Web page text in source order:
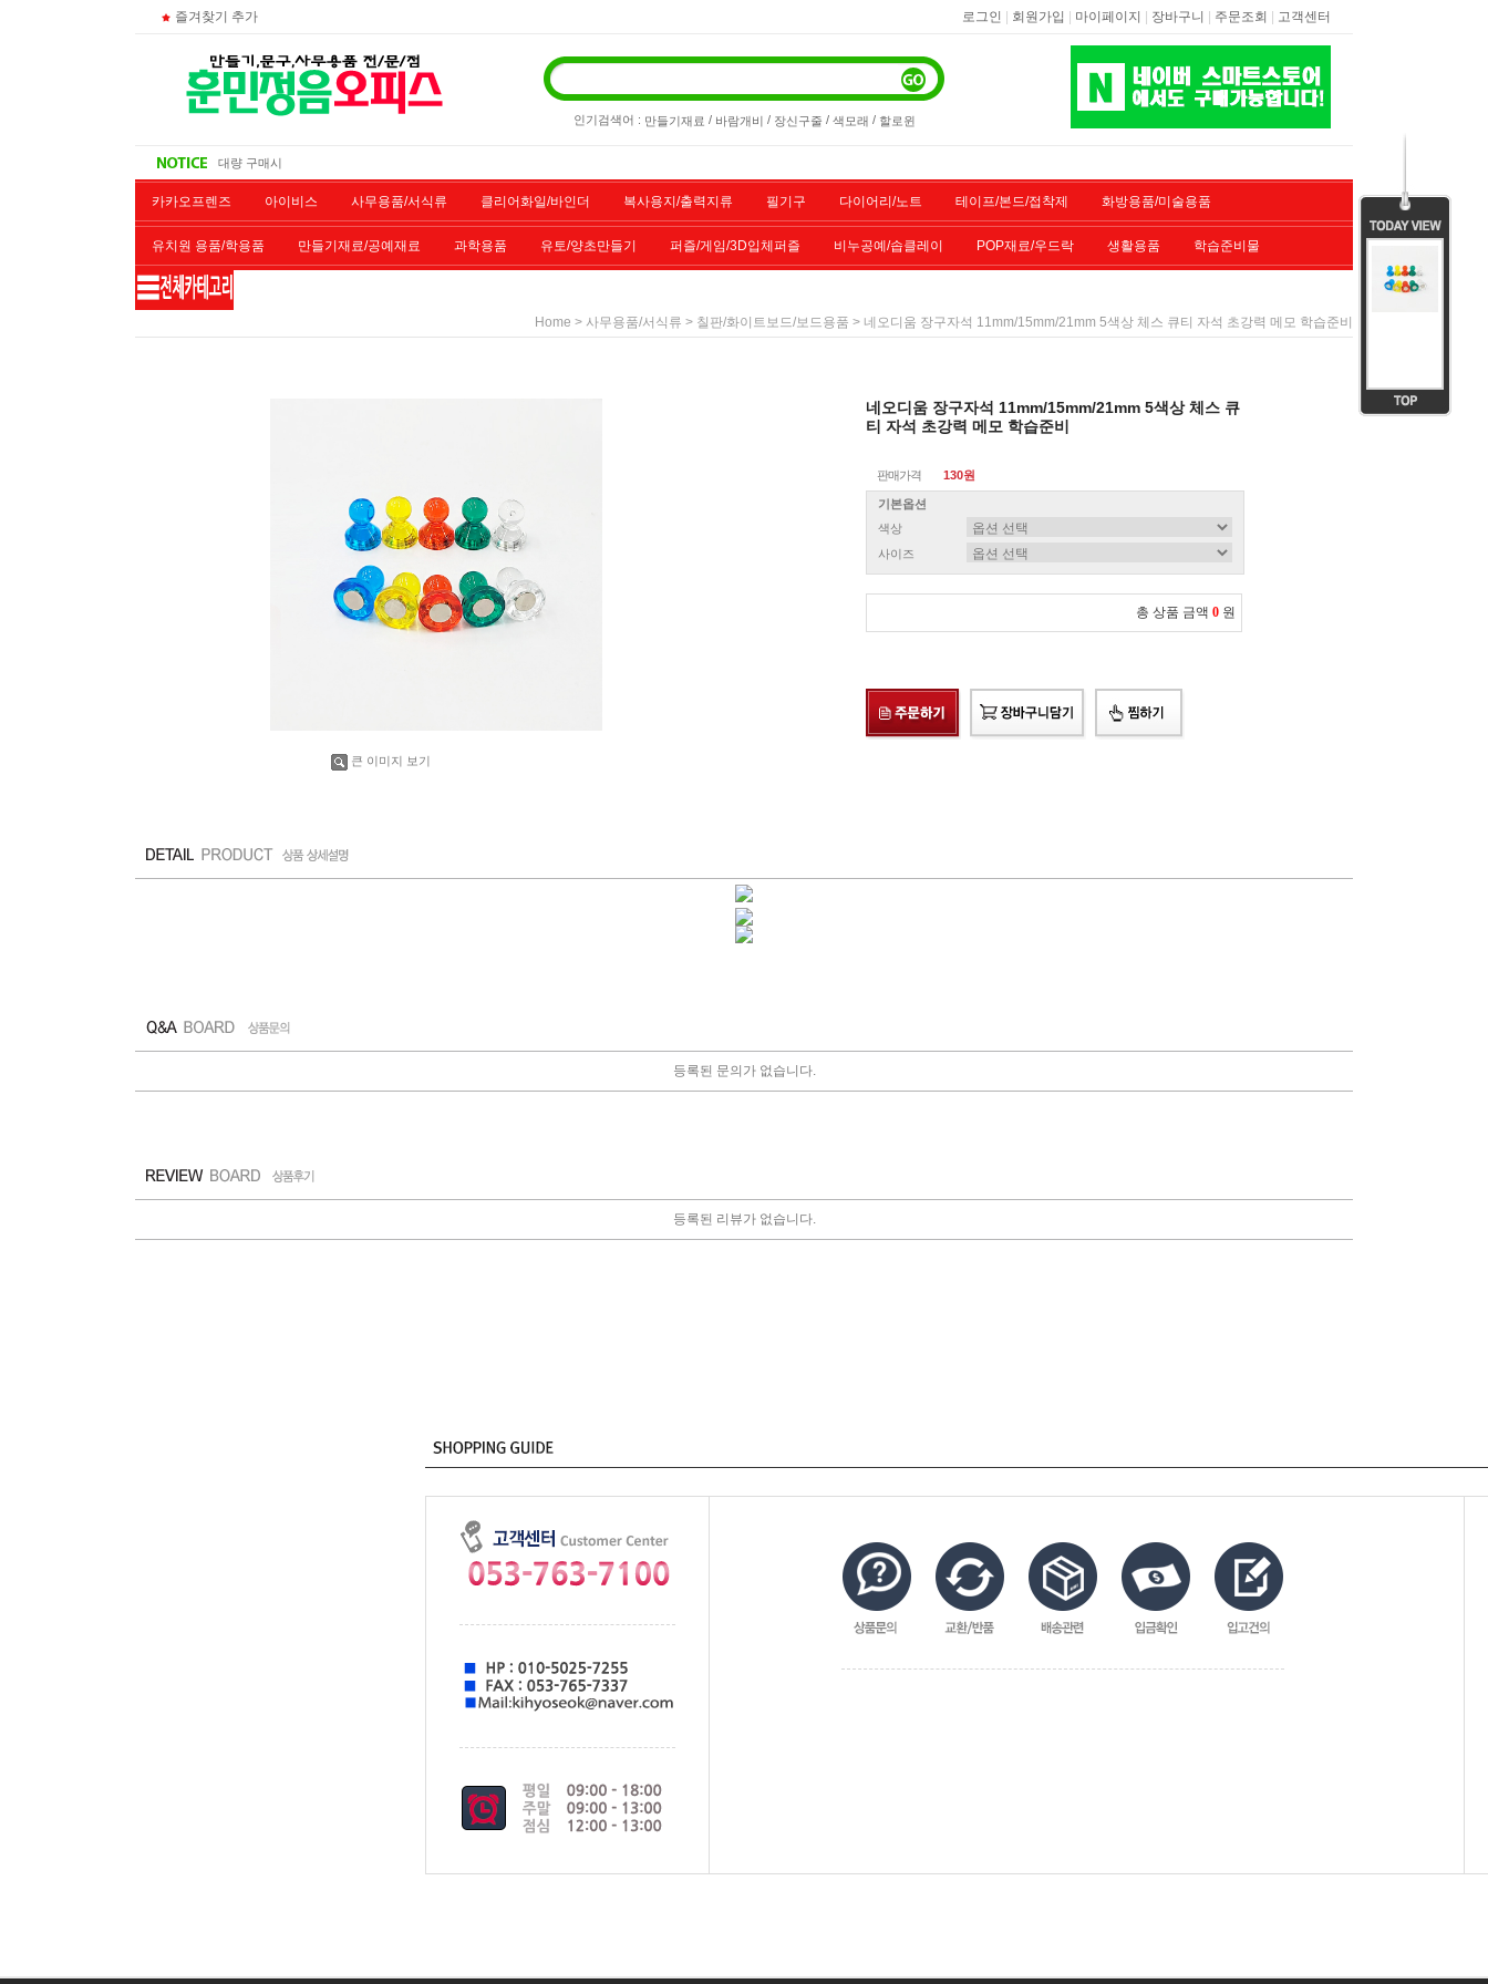
즐겨찾기 추가 로그인 | 회원가입 | 마이페이지 | 장바구니 | 주문조회 | 고객센터
인기검색어 : 만들기재료 / 바람개비 / 장신구줄 / 색모래 / 할로윈
비회원 영수증 출력방법
대량 구매시
카카오프렌즈 아이비스 사무용품/서식류 클리어화일/바인더 복사용지/출력지류 필기구 다이어리/노트 테이프/본드/접착제 화방용품/미술용품
유치원 용품/학용품 만들기재료/공예재료 과학용품 유토/양초만들기 퍼즐/게임/3D입체퍼즐 비누공예/솝클레이 POP재료/우드락 생활용품 학습준비물
재단/제본/코팅
Home > 사무용품/서식류 > 칠판/화이트보드/보드용품 > 네오디움 장구자석 11mm/15mm/21mm 5색상 체스 큐티 자석 초강력 메모 학습준비
큰 이미지 보기
네오디움 장구자석 11mm/15mm/21mm 5색상 체스 큐
티 자석 초강력 메모 학습준비
판매가격 130원
기본옵션
색상
사이즈
총 상품 금액 0 원
등록된 문의가 없습니다.
등록된 리뷰가 없습니다.